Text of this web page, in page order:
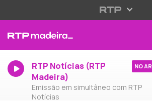
RTP Notícias (RTP
Madeira)
Emissão em simultâneo com RTP
Notícias
NO AR